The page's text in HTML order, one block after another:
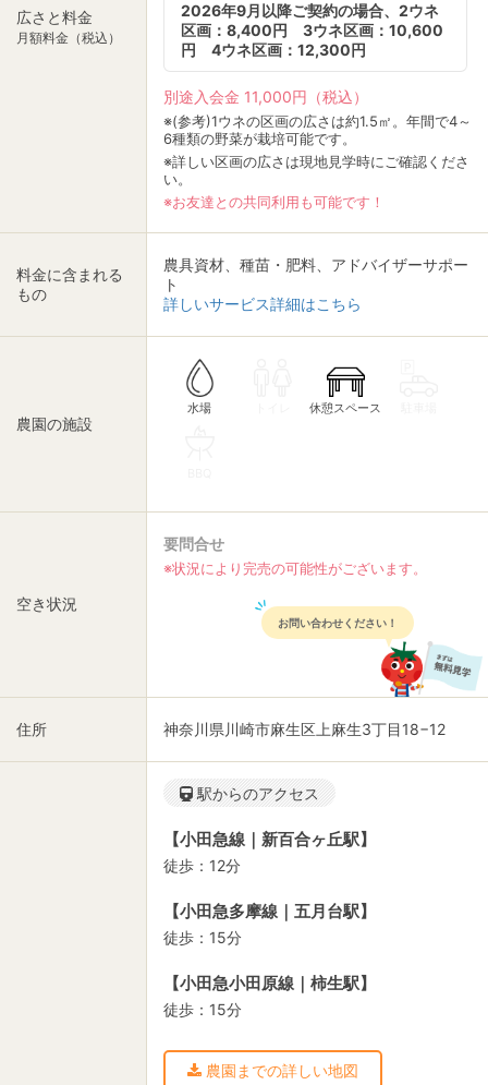
広さと料金
月額料金（税込）
2026年9月以降ご契約の場合、2ウネ
区画：8,400円 3ウネ区画：10,600
円 4ウネ区画：12,300円
別途入会金 11,000円（税込）
※(参考)1ウネの区画の広さは約1.5㎡。年間で4～
6種類の野菜が栽培可能です。
※詳しい区画の広さは現地見学時にご確認くださ
い。
※お友達との共同利用も可能です！
料金に含まれる
もの
農具資材、種苗・肥料、アドバイザーサポー
ト
詳しいサービス詳細はこちら
農園の施設
水場 休憩スペース
空き状況
要問合せ
※状況により完売の可能性がございます。
お問い合わせください！
住所 神奈川県川崎市麻生区上麻生3丁目18−12
駅からのアクセス
【小田急線｜新百合ヶ丘駅】
徒歩：12分
【小田急多摩線｜五月台駅】
徒歩：15分
【小田急小田原線｜柿生駅】
徒歩：15分
農園までの詳しい地図